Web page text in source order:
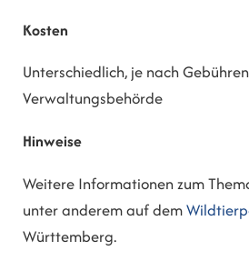
Kosten
Unterschiedlich, je nach
Verwaltungsbehörde
Hinweise
Weitere Informationen zum
unter anderem auf dem
Württemberg.